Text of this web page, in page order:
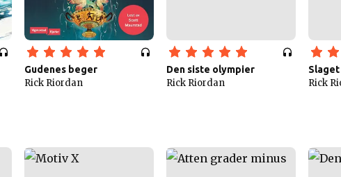
Gudenes beger
Rick Riordan
Den siste olympier
Rick Riordan Rick